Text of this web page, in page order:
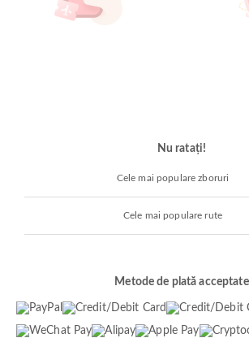
Nu ratați!
Cele mai populare zboruri
Cele mai populare rute
Metode de plată acceptate